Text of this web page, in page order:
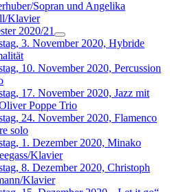
Sopran und Angelika
Klavier
2020/21
3. November 2020, Hybride
10. November 2020, Percussion
17. November 2020, Jazz mit
Poppe Trio
24. November 2020, Flamenco
solo
1. Dezember 2020, Minako
Klavier
8. Dezember 2020, Christoph
Klavier